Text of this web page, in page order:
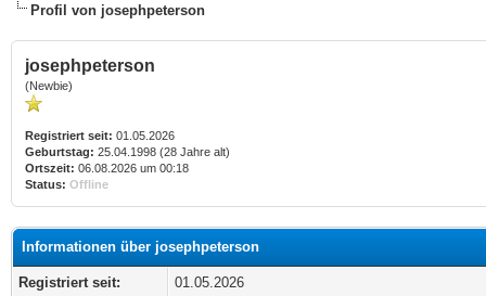
Profil von josephpeterson
josephpeterson
(Newbie)
Registriert seit: 01.05.2026
Geburtstag: 25.04.1998 (28 Jahre alt)
Ortszeit: 06.08.2026 um 00:18
Status: Offline
Informationen über josephpeterson
Registriert seit:
01.05.2026